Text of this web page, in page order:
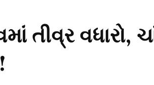
તીવ્ર વધારો,